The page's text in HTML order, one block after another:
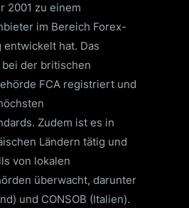
2001 zu einem
im Bereich Forex-
entwickelt hat. Das
der britischen
FCA registriert und
Zudem ist es in
Ländern tätig und
von lokalen
überwacht, darunter
und CONSOB (Italien).